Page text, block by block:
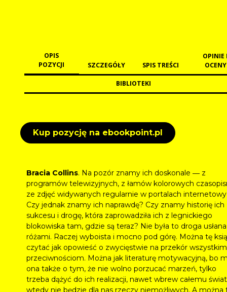
OPIS
POZYCJI
SZCZEGÓŁY SPIS TREŚCI
OPINIE
OCENY
BIBLIOTEKI
Kup pozycję na ebookpoint.pl
Bracia Collins. Na pozór znamy ich doskonale ― z
programów telewizyjnych, z łamów kolorowych
ze zdjęć widywanych regularnie w portalach
Czy jednak znamy ich naprawdę? Czy znamy historię ich
sukcesu i drogę, która zaprowadziła ich z legnickiego
blokowiska tam, gdzie są teraz? Nie była to droga usłana
różami. Raczej wyboista i mocno pod górę. Można tę
czytać jak opowieść o zwycięstwie na przekór wszystkim
przeciwnościom. Można jak literaturę motywacyjną, bo
ona także o tym, że nie wolno porzucać marzeń, tylko
trzeba dążyć do ich realizacji, nawet wbrew całemu
wtedy nie będzie dla nas rzeczy niemożliwych. A można